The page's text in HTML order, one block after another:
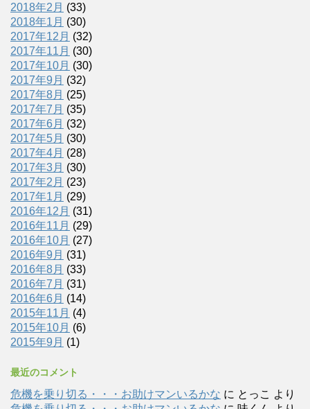
2018年2月 (33)
2018年1月 (30)
2017年12月 (32)
2017年11月 (30)
2017年10月 (30)
2017年9月 (32)
2017年8月 (25)
2017年7月 (35)
2017年6月 (32)
2017年5月 (30)
2017年4月 (28)
2017年3月 (30)
2017年2月 (23)
2017年1月 (29)
2016年12月 (31)
2016年11月 (29)
2016年10月 (27)
2016年9月 (31)
2016年8月 (33)
2016年7月 (31)
2016年6月 (14)
2015年11月 (4)
2015年10月 (6)
2015年9月 (1)
最近のコメント
危機を乗り切る・・・お助けマンいるかな に とっこ より